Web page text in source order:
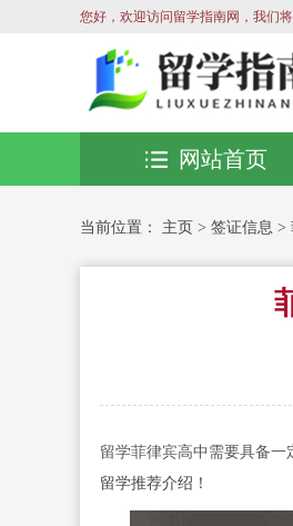
您好，欢迎访问留学指南网，我们
网站首页
当前位置： 主页 > 签证信息 >
留学菲律宾高中需要具备一
留学推荐介绍！